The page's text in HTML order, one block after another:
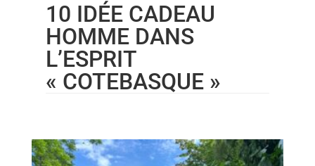
10 IDÉE CADEAU
HOMME DANS
L’ESPRIT
« COTEBASQUE »